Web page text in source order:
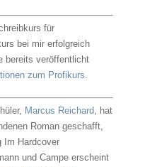
für
bei mir erfolgreich
bereits veröffentlicht
zum Profikurs.
Marcus Reichard, hat
Roman geschafft,
Im Hardcover
und Campe erscheint